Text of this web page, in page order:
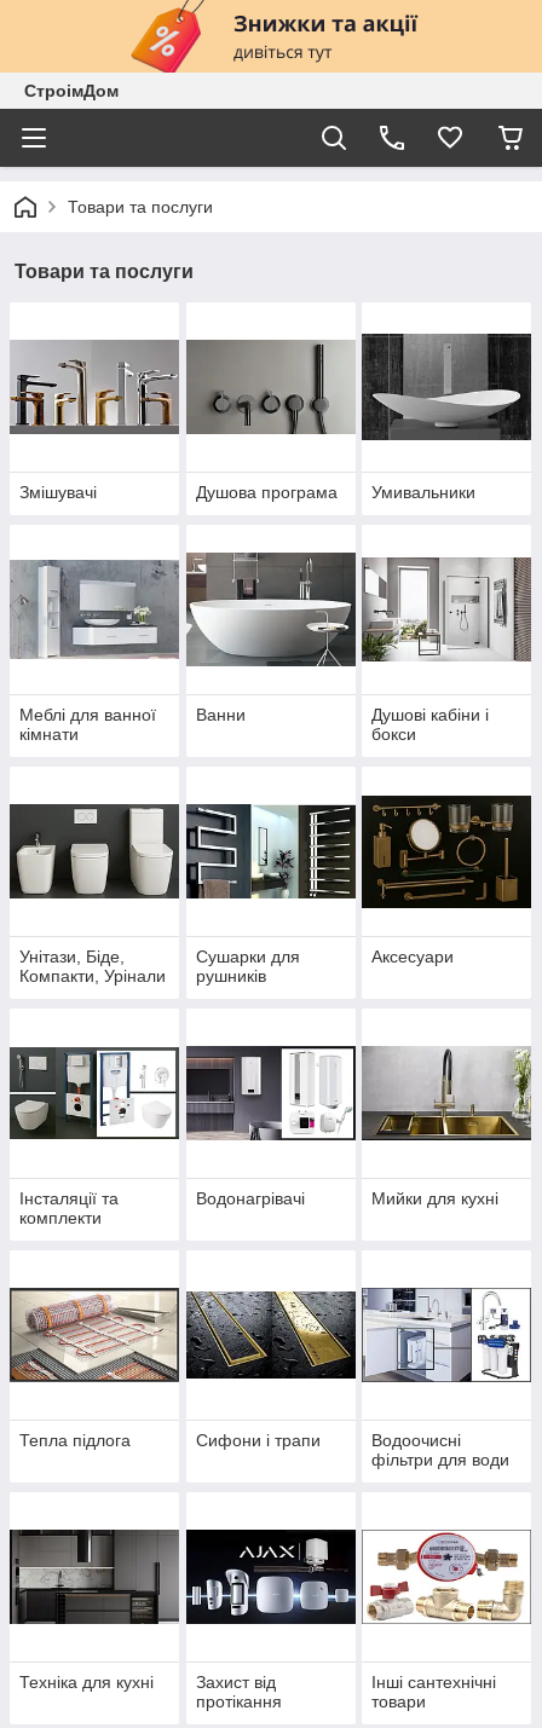
СтроімДом
Товари та послуги
Товари та послуги
Змішувачі Душова програма Умивальники
Меблі для ванної
кімнати
Ванни
Душові кабіни і
бокси
Унітази, Біде,
Компакти, Урінали
Сушарки для
рушників
Аксесуари
Інсталяції та
комплекти
Водонагрівачі Мийки для кухні
Тепла підлога Сифони і трапи
Водоочисні
фільтри для води
Техніка для кухні
Захист від
протікання
Інші сантехнічні
товари